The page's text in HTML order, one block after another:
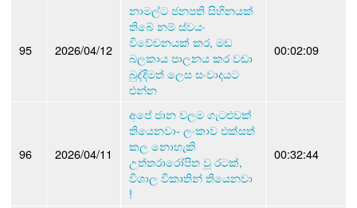
95 2026/04/12
නාමල්ට ජනපති සිහිනයක්
තිබේ නම් ස්වයං
විවේචනයක් කර, මඩ
බලකාය පාලනය කර වඩා
බුද්දිමත් ලෙස සංවාදයට
එන්න
00:02:09
96 2026/04/11
අපේ ජාන වලම ගැටළුවක්
තියෙනවා- ලංකාව එක්සත්
කල නොහැකි
උත්තරාරෝපිත වූ රටක්,
විශාල විකෘතින් තියෙනවා
!
00:32:44